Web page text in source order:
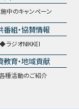
中のキャンペーン
番組・協賛情報
ラジオNIKKEI
教育・地域貢献
種活動のご紹介